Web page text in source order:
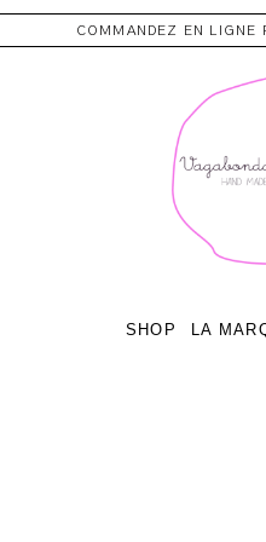
COMMANDEZ EN LIGNE
SHOP LA